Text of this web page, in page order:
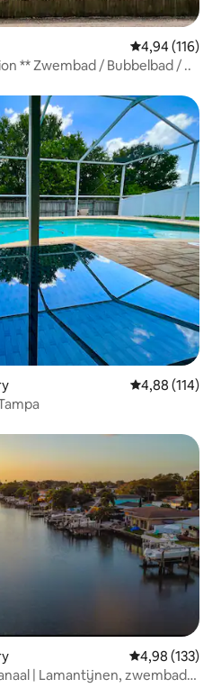
Gemiddelde
4,94 (116)
** Zwembad / Bubbelbad / ..
Gemiddelde
4,88 (114)
Gemiddelde
4,98 (133)
| Lamantijnen, zwembad,